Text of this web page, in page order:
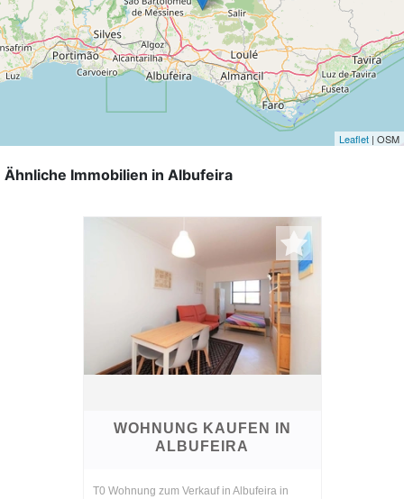
Leaflet | OSM
Ähnliche Immobilien in Albufeira
WOHNUNG KAUFEN IN
ALBUFEIRA
T0 Wohnung zum Verkauf in Albufeira in